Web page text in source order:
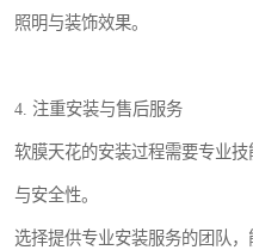
照明与装饰效果。
4. 注重安装与售后服务
软膜天花的安装过程需要专业
与安全性。
选择提供专业安装服务的团队，